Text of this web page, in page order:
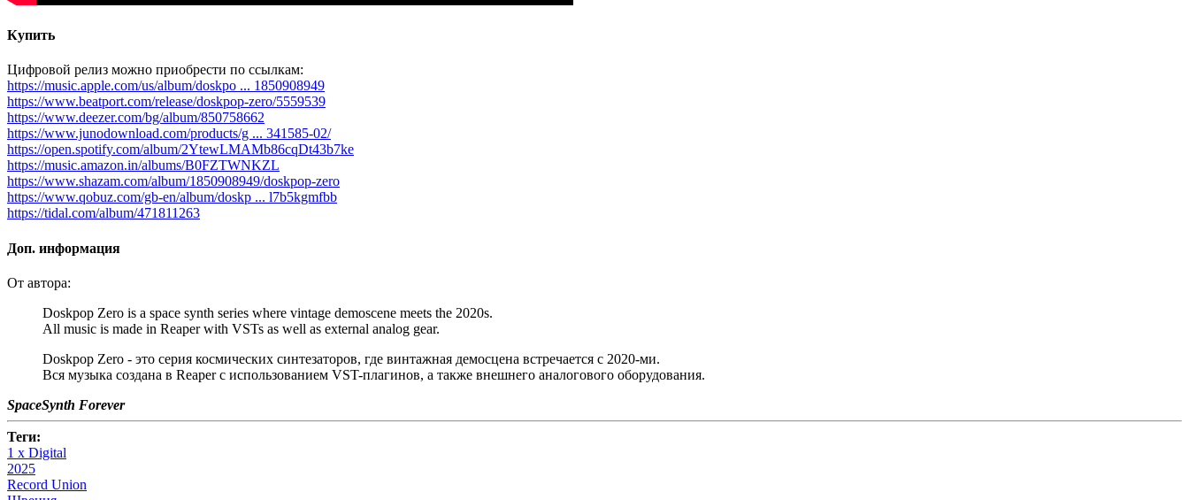
Купить
Цифровой релиз можно приобрести по ссылкам:
https://music.apple.com/us/album/doskpo ... 1850908949
https://www.beatport.com/release/doskpop-zero/5559539
https://www.deezer.com/bg/album/850758662
https://www.junodownload.com/products/g ... 341585-02/
https://open.spotify.com/album/2YtewLMAMb86cqDt43b7ke
https://music.amazon.in/albums/B0FZTWNKZL
https://www.shazam.com/album/1850908949/doskpop-zero
https://www.qobuz.com/gb-en/album/doskp ... l7b5kgmfbb
https://tidal.com/album/471811263
Доп. информация
От автора:
Doskpop Zero is a space synth series where vintage demoscene meets the 2020s.
All music is made in Reaper with VSTs as well as external analog gear.
Doskpop Zero - это серия космических синтезаторов, где винтажная демосцена встречается с 2020-ми.
Вся музыка создана в Reaper с использованием VST-плагинов, а также внешнего аналогового оборудования.
SpaceSynth Forever
Теги:
1 x Digital
2025
Record Union